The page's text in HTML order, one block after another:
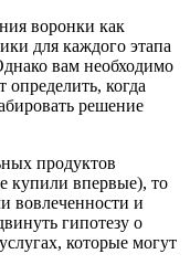
воронки как
для каждого этапа
вам необходимо
определить, когда
решение
продуктов
купили впервые), то
вовлеченности и
гипотезу о
которые могут